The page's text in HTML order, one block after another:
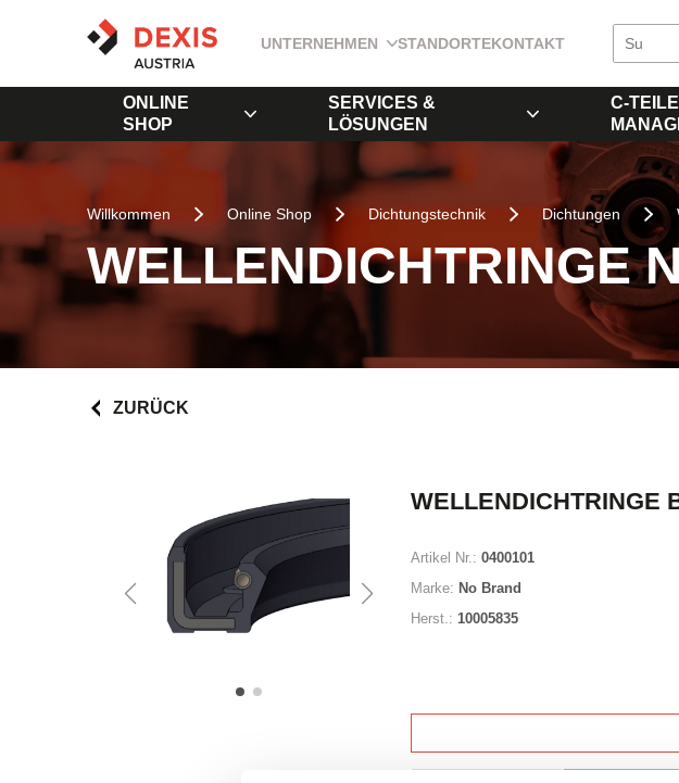
UNTERNEHMEN STANDORTEKONTAKT
ONLINE
SHOP
SERVICES &
LÖSUNGEN
C-TEILE
Willkommen Online Shop Dichtungstechnik Dichtungen
WELLENDICHTRINGE
ZURÜCK
WELLENDICHTRINGE
Artikel Nr.: 0400101
Marke: No Brand
Herst.: 10005835